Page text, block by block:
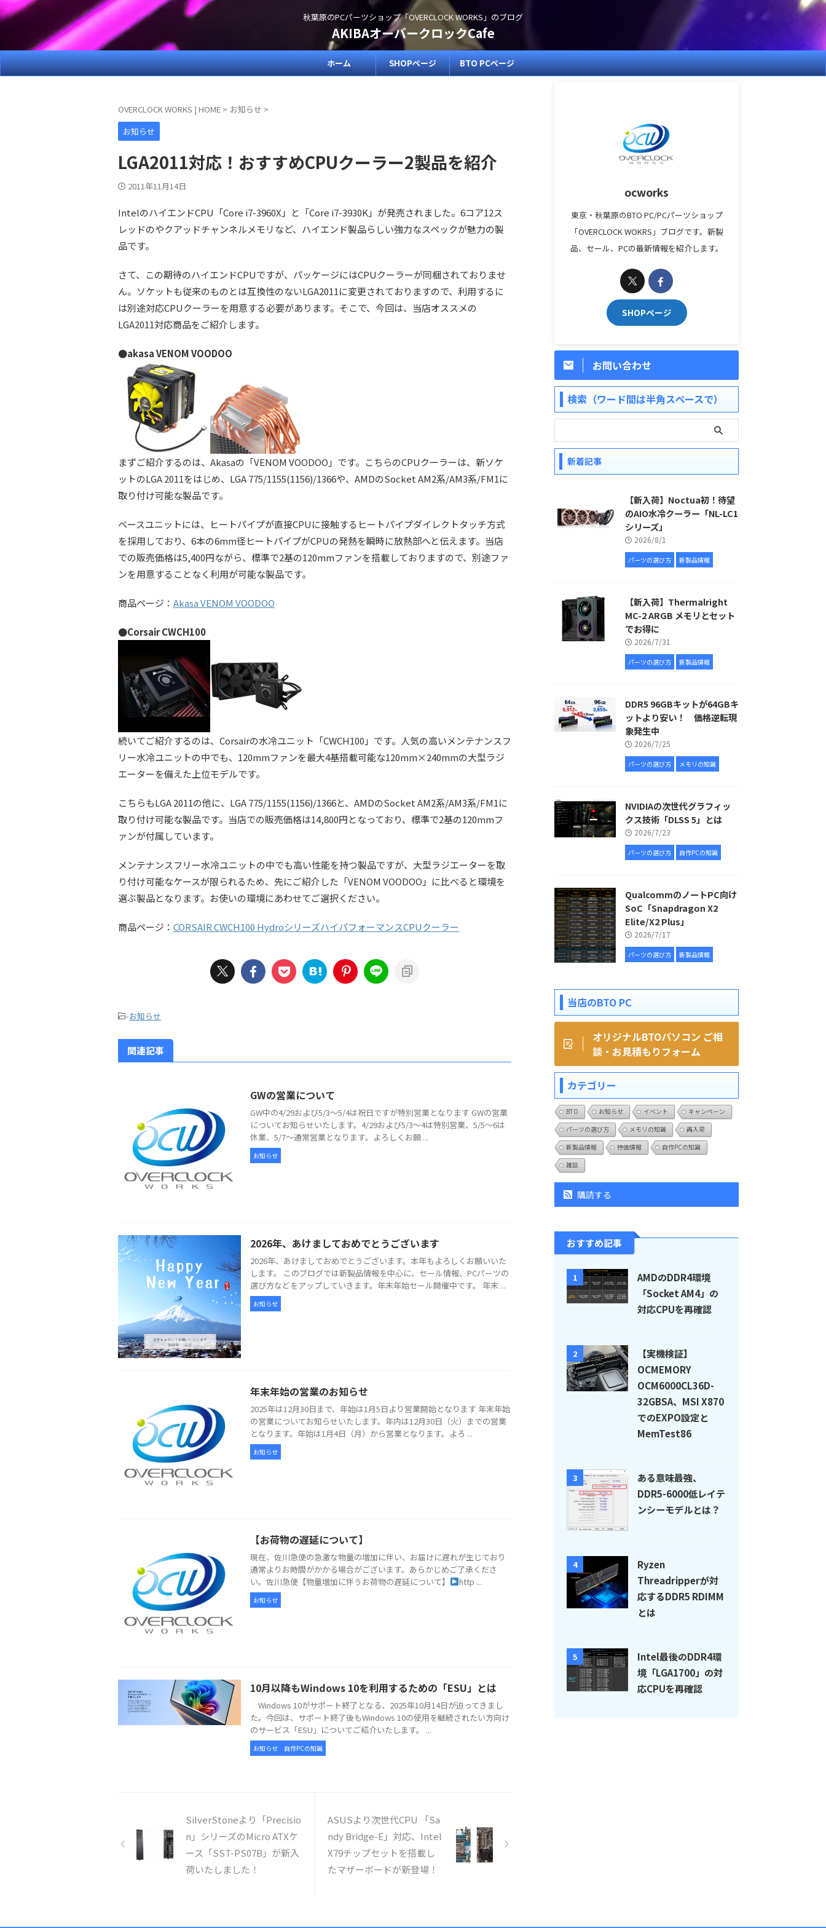
秋葉原のPCパーツショップ「OVERCLOCK WORKS」のブログ
AKIBAオーバークロックCafe
ホーム SHOPページ BTO PCページ
OVERCLOCK WORKS | HOME > お知らせ >
お知らせ
LGA2011対応！おすすめCPUクーラー2製品を紹介
2011年11月14日
IntelのハイエンドCPU「Core i7-3960X」と「Core i7-3930K」が発売されました。6コア12ス
レッドのやクアッドチャンネルメモリなど、ハイエンド製品らしい強力なスペックが魅力の製
品です。
さて、この期待のハイエンドCPUですが、パッケージにはCPUクーラーが同梱されておりませ
ん。ソケットも従来のものとは互換性のないLGA2011に変更されておりますので、利用するに
は別途対応CPUクーラーを用意する必要があります。そこで、今回は、当店オススメの
LGA2011対応商品をご紹介します。
●akasa VENOM VOODOO
まずご紹介するのは、Akasaの「VENOM VOODOO」です。こちらのCPUクーラーは、新ソケ
ットのLGA 2011をはじめ、LGA 775/1155(1156)/1366や、AMDのSocket AM2系/AM3系/FM1に
取り付け可能な製品です。
ベースユニットには、ヒートパイプが直接CPUに接触するヒートパイプダイレクトタッチ方式
を採用しており、6本の6mm径ヒートパイプがCPUの発熱を瞬時に放熱部へと伝えます。当店
での販売価格は5,400円ながら、標準で2基の120mmファンを搭載しておりますので、別途ファ
ンを用意することなく利用が可能な製品です。
商品ページ： Akasa VENOM VOODOO
●Corsair CWCH100
続いてご紹介するのは、Corsairの水冷ユニット「CWCH100」です。人気の高いメンテナンスフ
リー水冷ユニットの中でも、120mmファンを最大4基搭載可能な120mm×240mmの大型ラジ
エーターを備えた上位モデルです。
こちらもLGA 2011の他に、LGA 775/1155(1156)/1366と、AMDのSocket AM2系/AM3系/FM1に
取り付け可能な製品です。当店での販売価格は14,800円となっており、標準で2基の120mmフ
ァンが付属しています。
メンテナンスフリー水冷ユニットの中でも高い性能を持つ製品ですが、大型ラジエーターを取
り付け可能なケースが限られるため、先にご紹介した「VENOM VOODOO」に比べると環境を
選ぶ製品となります。お使いの環境にあわせてご選択ください。
商品ページ： CORSAIR CWCH100 HydroシリーズハイパフォーマンスCPUクーラー
-お知らせ
関連記事
GWの営業について
GW中の4/29および5/3～5/4は祝日ですが特別営業となります GWの営業
についてお知らせいたします。4/29および5/3～4は特別営業、5/5～6は
休業、5/7～通常営業となります。よろしくお願 ...
お知らせ
2026年、あけましておめでとうございます
2026年、あけましておめでとうございます。本年もよろしくお願いいた
します。 このブログでは新製品情報を中心に、セール情報、PCパーツの
選び方などをアップしていきます。年末年始セール開催中です。 年末 ...
お知らせ
年末年始の営業のお知らせ
2025年は12月30日まで、年始は1月5日より営業開始となります 年末年始
の営業についてお知らせいたします。年内は12月30日（火）までの営業
となります。年始は1月4日（月）から営業となります。よろ ...
お知らせ
【お荷物の遅延について】
現在、佐川急便の急激な物量の増加に伴い、お届けに遅れが生じており
通常よりお時間がかかる場合がございます。あらかじめご了承くださ
い。佐川急便【物量増加に伴うお荷物の遅延について】
http ...
お知らせ
10月以降もWindows 10を利用するための「ESU」とは
Windows 10がサポート終了となる、2025年10月14日が迫ってきまし
た。今回は、サポート終了後もWindows 10の使用を継続されたい方向け
のサービス「ESU」についてご紹介いたします。 ...
お知らせ 自作PCの知識
SilverStoneより「Precisio
n」シリーズのMicro ATXケ
ース「SST-PS07B」が新入
荷いたしました！
ASUSより次世代CPU 「Sa
ndy Bridge-E」対応、Intel
X79チップセットを搭載し
たマザーボードが新登場！
ocworks
東京・秋葉原のBTO PC/PCパーツショップ
「OVERCLOCK WOKRS」ブログです。新製
品、セール、PCの最新情報を紹介します。
SHOPページ
お問い合わせ
検索（ワード間は半角スペースで）
新着記事
【新入荷】Noctua初！待望
のAIO水冷クーラー「NL-LC1
シリーズ」
2026/8/1
パーツの選び方 新製品情報
【新入荷】Thermalright
MC-2 ARGB メモリとセット
でお得に
2026/7/31
パーツの選び方 新製品情報
DDR5 96GBキットが64GBキ
ットより安い！ 価格逆転現
象発生中
2026/7/25
パーツの選び方 メモリの知識
NVIDIAの次世代グラフィッ
クス技術「DLSS 5」とは
2026/7/23
パーツの選び方 自作PCの知識
QualcommのノートPC向け
SoC「Snapdragon X2
Elite/X2 Plus」
2026/7/17
パーツの選び方 新製品情報
当店のBTO PC
オリジナルBTOパソコン ご相
談・お見積もりフォーム
カテゴリー
BTO お知らせ イベント
キャンペーン
パーツの選び方
メモリの知識
再入荷
新製品情報
特価情報
自作PCの知識
雑談
購読する
おすすめ記事
1
AMDのDDR4環境
「Socket AM4」の
対応CPUを再確認
2
【実機検証】
OCMEMORY
OCM6000CL36D-
32GBSA、MSI X870
でのEXPO設定と
MemTest86
3
ある意味最強、
DDR5-6000低レイテ
ンシーモデルとは？
4
Ryzen
Threadripperが対
応するDDR5 RDIMM
とは
5
Intel最後のDDR4環
境「LGA1700」の対
応CPUを再確認